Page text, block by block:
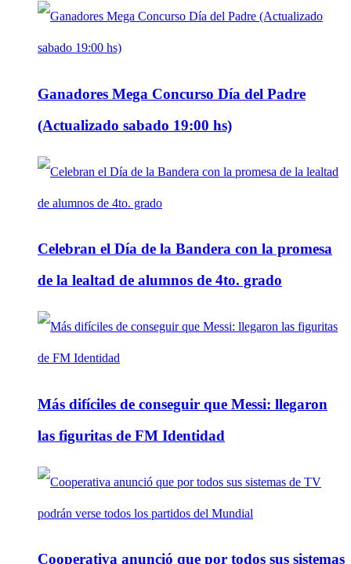
Ganadores Mega Concurso Día del Padre
(Actualizado sabado 19:00 hs)
Celebran el Día de la Bandera con la promesa
de la lealtad de alumnos de 4to. grado
Más difíciles de conseguir que Messi: llegaron
las figuritas de FM Identidad
Cooperativa anunció que por todos sus sistemas